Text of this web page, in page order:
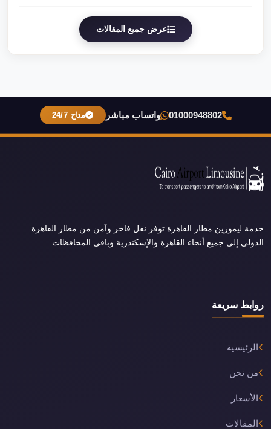
عرض جميع المقالات
01000948802 واتساب مباشر متاح 24/7
خدمة ليموزين مطار القاهرة توفر نقل فاخر وآمن من مطار القاهرة
الدولي إلى جميع أنحاء القاهرة والإسكندرية وباقي المحافظات....
روابط سريعة
الرئيسية
من نحن
الأسعار
المقالات